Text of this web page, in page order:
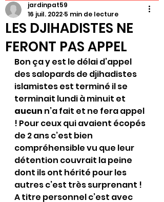
LES DJIHADISTES NE
FERONT PAS APPEL
jardinpat59
16 juil. 2022 5 min de lecture
Bon ça y est le délai d’appel
des salopards de djihadistes
islamistes est terminé il se
terminait lundi à minuit et
aucun n’a fait et ne fera appel
! Pour ceux qui avaient écopés
de 2 ans c’est bien
compréhensible vu que leur
détention couvrait la peine
dont ils ont hérité pour les
autres c’est très surprenant !
A titre personnel c’est avec